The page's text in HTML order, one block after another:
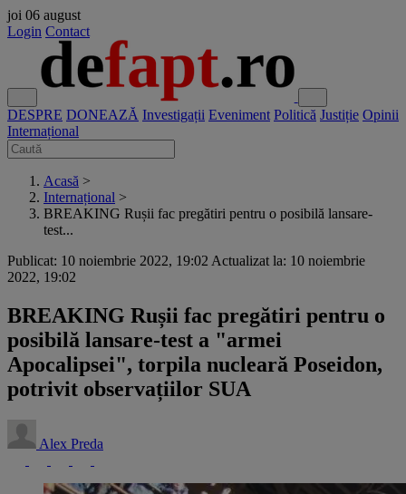
joi 06 august
Login Contact
DESPRE DONEAZĂ Investigații Eveniment Politică Justiție Opinii
Internațional
Acasă >
Internațional >
BREAKING Rușii fac pregătiri pentru o posibilă lansare-
test...
Publicat: 10 noiembrie 2022, 19:02 Actualizat la: 10 noiembrie
2022, 19:02
BREAKING Rușii fac pregătiri pentru o
posibilă lansare-test a "armei
Apocalipsei", torpila nucleară Poseidon,
potrivit observațiilor SUA
Alex Preda